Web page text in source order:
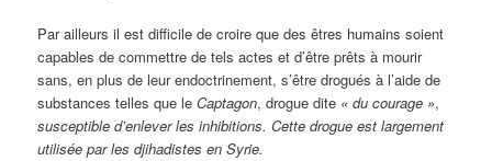
Par ailleurs il est difficile de croire que des êtres humains soient
capables de commettre de tels actes et d’être prêts à mourir
sans, en plus de leur endoctrinement, s’être drogués à l’aide de
substances telles que leCaptagon, drogue dite « du courage »,
susceptible d’enlever les inhibitions. Cette drogue est largement
utilisée par les djihadistes en Syrie.